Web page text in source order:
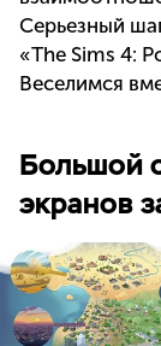
Серьезный
«The Sims 4:
Веселимся
Большой
экранов